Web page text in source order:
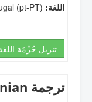
اللغة:
تنزيل حُزْمَة
ترجمة Romanian لـ جوملا 1.5